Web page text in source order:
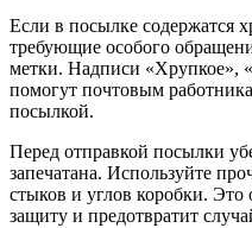
Если в посылке содержатся
требующие особого
метки. Надписи «Хрупкое»,
помогут почтовым
посылкой.
Перед отправкой посылки
запечатана. Используйте
стыков и углов коробки.
защиту и предотвратит